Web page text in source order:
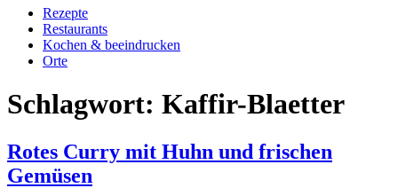
Rezepte
Restaurants
Kochen & beeindrucken
Orte
Schlagwort: Kaffir-Blaetter
Rotes Curry mit Huhn und frischen
Gemüsen